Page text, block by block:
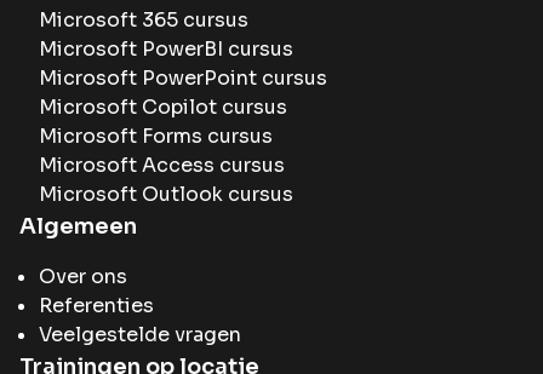
Microsoft 365 cursus
Microsoft PowerBI cursus
Microsoft PowerPoint cursus
Microsoft Copilot cursus
Microsoft Forms cursus
Microsoft Access cursus
Microsoft Outlook cursus
Algemeen
Over ons
Referenties
Veelgestelde vragen
Trainingen op locatie